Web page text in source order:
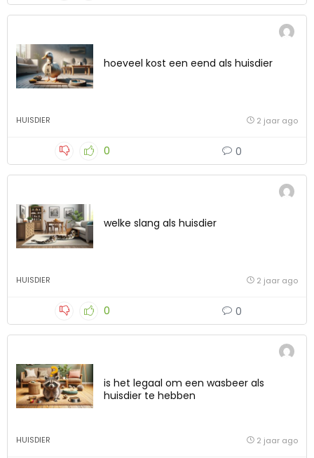
hoeveel kost een eend als huisdier
HUISDIER 2 jaar ago
0 0
welke slang als huisdier
HUISDIER 2 jaar ago
0 0
is het legaal om een wasbeer als
huisdier te hebben
HUISDIER 2 jaar ago